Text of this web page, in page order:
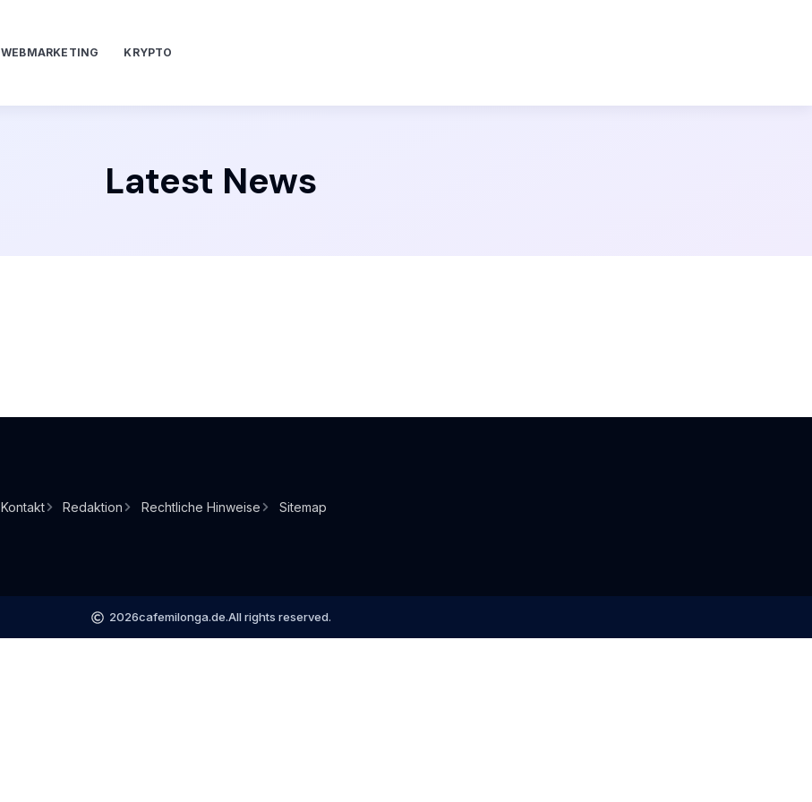
WEBMARKETING KRYPTO
Latest News
Kontakt Redaktion Rechtliche Hinweise Sitemap
2026cafemilonga.de.All rights reserved.